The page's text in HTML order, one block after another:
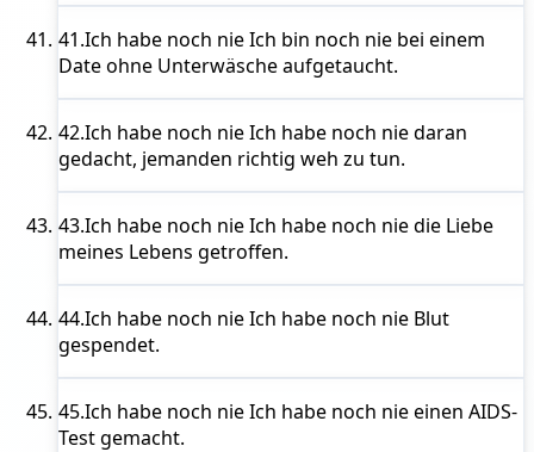
41.Ich habe noch nieIch bin noch nie bei einem
Date ohne Unterwäsche aufgetaucht.
42.Ich habe noch nieIch habe noch nie daran
gedacht, jemanden richtig weh zu tun.
43.Ich habe noch nieIch habe noch nie die Liebe
meines Lebens getroffen.
44.Ich habe noch nieIch habe noch nie Blut
gespendet.
45.Ich habe noch nieIch habe noch nie einen AIDS-
Test gemacht.